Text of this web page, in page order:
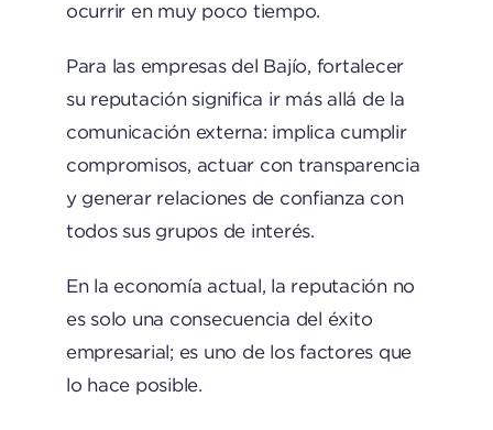
ocurrir en muy poco tiempo.
Para las empresas del Bajío, fortalecer
su reputación significa ir más allá de la
comunicación externa: implica cumplir
compromisos, actuar con transparencia
y generar relaciones de confianza con
todos sus grupos de interés.
En la economía actual, la reputación no
es solo una consecuencia del éxito
empresarial; es uno de los factores que
lo hace posible.